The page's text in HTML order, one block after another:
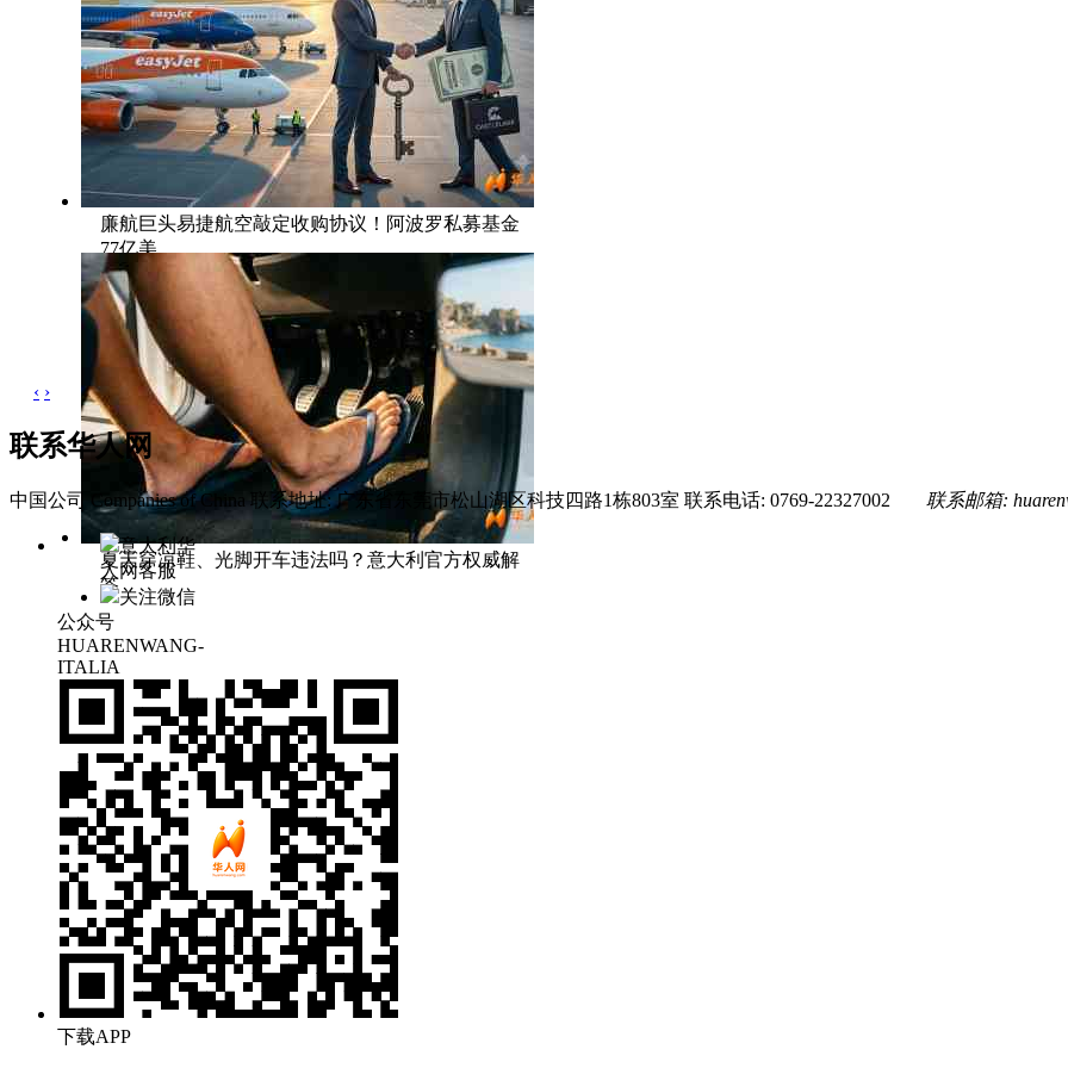
廉航巨头易捷航空敲定收购协议！阿波罗私募基金
77亿美
夏天穿凉鞋、光脚开车违法吗？意大利官方权威解
答
‹ ›
联系华人网
中国公司 Companies of China 联系地址: 广东省东莞市松山湖区科技四路1栋803室 联系电话: 0769-22327002 联系邮箱:
意大利华
人网客服
关注微信
公众号
HUARENWANG-
ITALIA
下载APP